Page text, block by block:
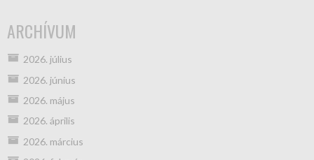
ARCHÍVUM
2026. július
2026. június
2026. május
2026. április
2026. március